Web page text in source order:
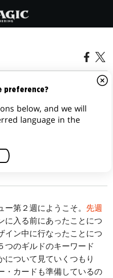
回帰 その
第２週にようこそ。 先週
に入る前にあったことにつ
イン中に行なったことにつ
つのギルドのキーワード
について見ていくつもり
・カードも準備しているの
preference?
below, and we will
language in the